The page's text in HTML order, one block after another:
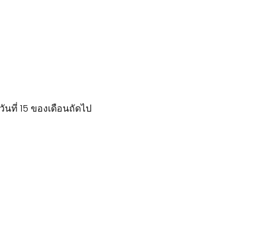
ที่ 15 ของเดือนถัดไป